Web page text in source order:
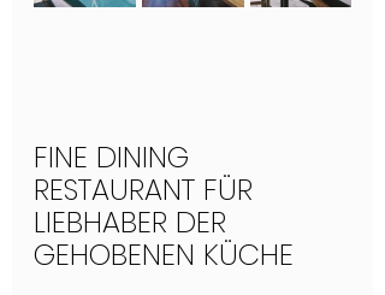
FINE DINING
RESTAURANT FÜR
LIEBHABER DER
GEHOBENEN KÜCHE